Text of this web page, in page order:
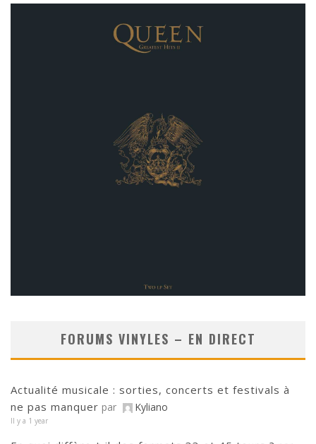
FORUMS VINYLES – EN DIRECT
Actualité musicale : sorties, concerts et festivals à
ne pas manquer par Kyliano
Il y a 1 year